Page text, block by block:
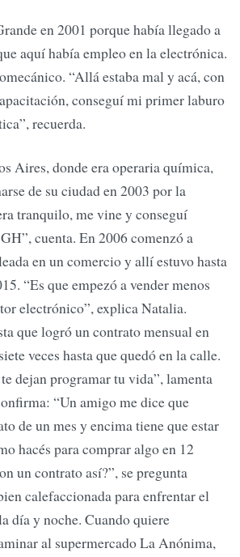
en 2001 porque había llegado a
aquí había empleo en la electrónica.
“Allá estaba mal y acá, con
conseguí mi primer laburo
recuerda.
Aires, donde era operaria química,
de su ciudad en 2003 por la
tranquilo, me vine y conseguí
cuenta. En 2006 comenzó a
en un comercio y allí estuvo hasta
“Es que empezó a vender menos
electrónico”, explica Natalia.
que logró un contrato mensual en
veces hasta que quedó en la calle.
dejan programar tu vida”, lamenta
“Un amigo me dice que
de un mes y encima tiene que estar
hacés para comprar algo en 12
un contrato así?”, se pregunta
calefaccionada para enfrentar el
día y noche. Cuando quiere
al supermercado La Anónima,